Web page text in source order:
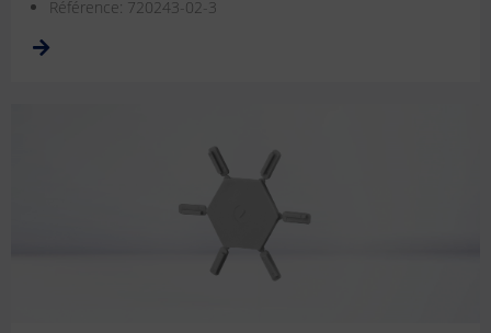
Référence: 720243-02-3